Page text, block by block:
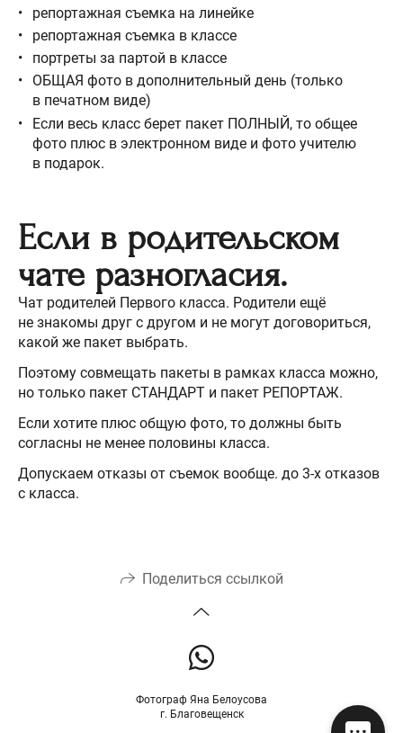
репортажная съемка на линейке
репортажная съемка в классе
портреты за партой в классе
ОБЩАЯ фото в дополнительный день (только
в печатном виде)
Если весь класс берет пакет ПОЛНЫЙ, то общее
фото плюс в электронном виде и фото учителю
в подарок.
Если в родительском
чате разногласия.
Чат родителей Первого класса. Родители ещё
не знакомы друг с другом и не могут договориться,
какой же пакет выбрать.
Поэтому совмещать пакеты в рамках класса можно,
но только пакет СТАНДАРТ и пакет РЕПОРТАЖ.
Если хотите плюс общую фото, то должны быть
согласны не менее половины класса.
Допускаем отказы от съемок вообще. до 3-х отказов
с класса.
Поделиться ссылкой
Фотограф Яна Белоусова
г. Благовещенск